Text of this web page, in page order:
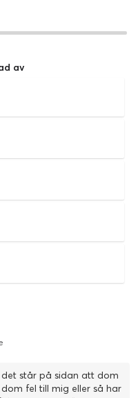
av
står på sidan att dom
fel till mig eller så har